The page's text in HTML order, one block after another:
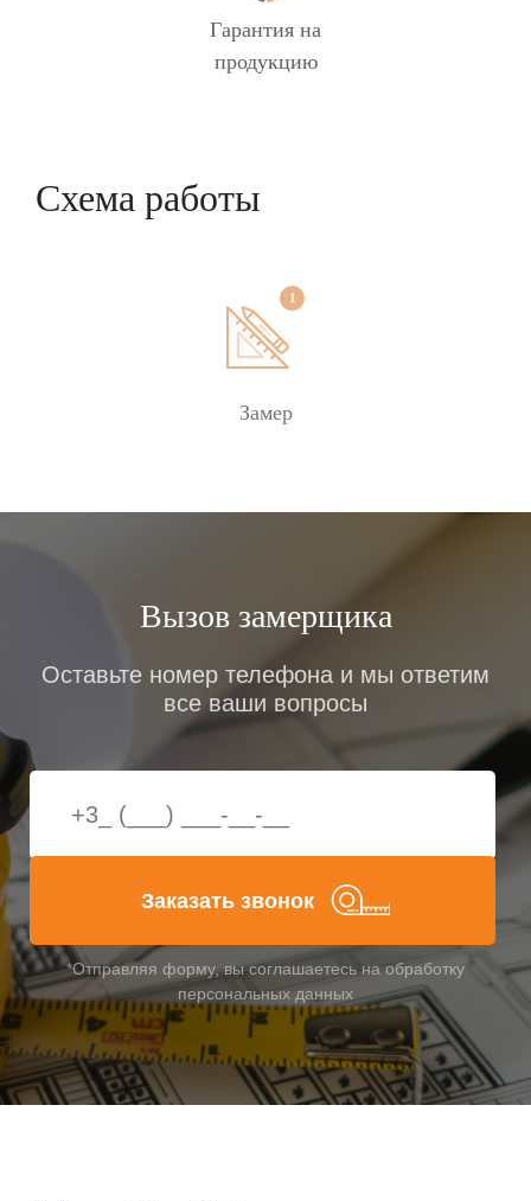
Гарантия на
продукцию
Схема работы
Замер
Вызов замерщика
Оставьте номер телефона и мы ответим
все ваши вопросы
Заказать звонок
*Отправляя форму, вы соглашаетесь на обработку
персональных данных